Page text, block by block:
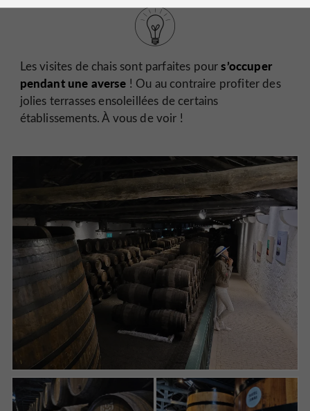
Les visites de chais sont parfaites pours’occuper
pendant une averse ! Ou au contraire profiter des
jolies terrasses ensoleillées de certains
établissements. À vous de voir !